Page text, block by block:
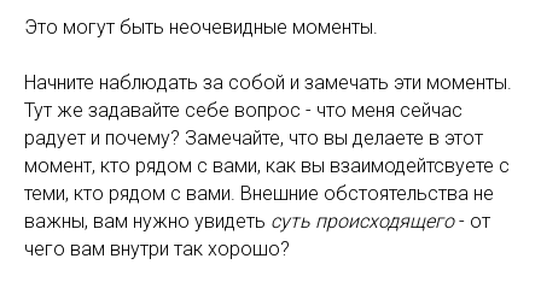
Это могут быть неочевидные моменты.
Начните наблюдать за собой и замечать эти моменты.
Тут же задавайте себе вопрос - что меня сейчас
радует и почему? Замечайте, что вы делаете в этот
момент, кто рядом с вами, как вы взаимодейтсвуете с
теми, кто рядом с вами. Внешние обстоятельства не
важны, вам нужно увидеть суть происходящего- от
чего вам внутри так хорошо?